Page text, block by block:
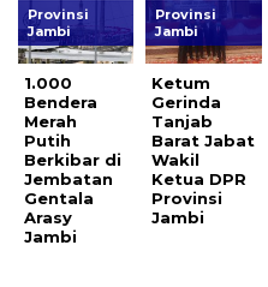
Provinsi
Jambi
1.000
Bendera
Merah
Putih
Berkibar di
Jembatan
Gentala
Arasy
Jambi
Provinsi
Jambi
Ketum
Gerinda
Tanjab
Barat Jabat
Wakil
Ketua DPR
Provinsi
Jambi